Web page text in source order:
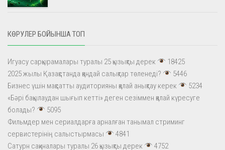
КӨРУЛЕР БОЙЫНША ТОП
Игуасу сарқырамалары туралы 25 қызықты дерек
18425
2025 жылы Қазақстанда қандай салықтар төленеді?
5446
Бизнес үшін мақсатты аудиторияны қалай анықтау керек
5234
«Бәрі бақылаудан шығып кетті» деген сезіммен қалай күресуге
болады?
5095
Фильмдер мен сериалдарға арналған танымал стриминг
сервистерінің салыстырмасы
4841
Сатурн сақиналары туралы 26 қызықты дерек
4752